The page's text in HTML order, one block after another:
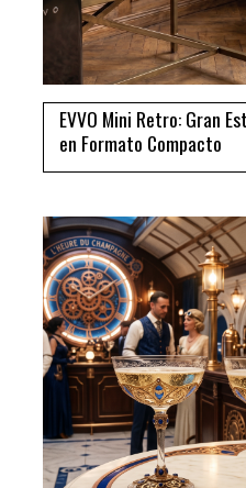
EVVO Mini Retro: Gran
en Formato Compacto